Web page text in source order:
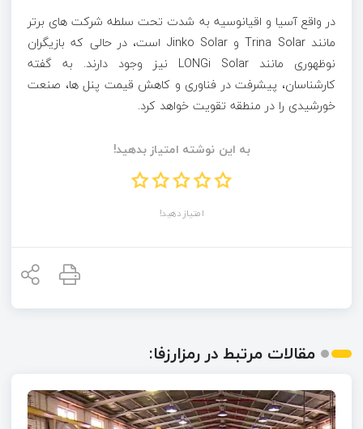
در واقع آسیا و اقیانوسیه به شدت تحت سلطه شرکت ‌های برتر
مانند Trina Solar و Jinko Solar است، در حالی که بازیگران
نوظهوری مانند LONGi Solar نیز وجود دارند. به گفته
کارشناسان، پیشرفت در فناوری و کاهش قیمت پنل ‌ها، صنعت
خورشیدی را در منطقه تقویت خواهد کرد.
به این نوشته امتیاز بدهید!
امتیاز دهید!
مقالات مرتبط در رمزارزفا: